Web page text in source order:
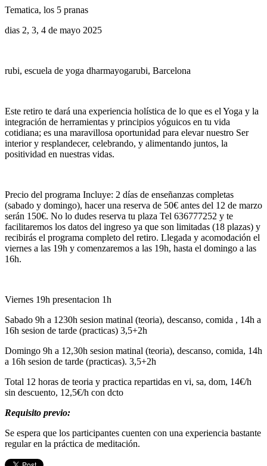
Tematica, los 5 pranas
dias 2, 3, 4 de mayo 2025
rubi, escuela de yoga dharmayogarubi, Barcelona
Este retiro te dará una experiencia holística de lo que es el Yoga y la
integración de herramientas y principios yóguicos en tu vida
cotidiana; es una maravillosa oportunidad para elevar nuestro Ser
interior y resplandecer, celebrando, y alimentando juntos, la
positividad en nuestras vidas.
Precio del programa Incluye: 2 días de enseñanzas completas
(sabado y domingo), hacer una reserva de 50€ antes del 12 de marzo
serán 150€. No lo dudes reserva tu plaza Tel 636777252 y te
facilitaremos los datos del ingreso ya que son limitadas (18 plazas) y
recibirás el programa completo del retiro. Llegada y acomodación el
viernes a las 19h y comenzaremos a las 19h, hasta el domingo a las
16h.
Viernes 19h presentacion 1h
Sabado 9h a 1230h sesion matinal (teoria), descanso, comida , 14h a
16h sesion de tarde (practicas) 3,5+2h
Domingo 9h a 12,30h sesion matinal (teoria), descanso, comida, 14h
a 16h sesion de tarde (practicas). 3,5+2h
Total 12 horas de teoria y practica repartidas en vi, sa, dom, 14€/h
sin descuento, 12,5€/h con dcto
Requisito previo:
Se espera que los participantes cuenten con una experiencia bastante
regular en la práctica de meditación.